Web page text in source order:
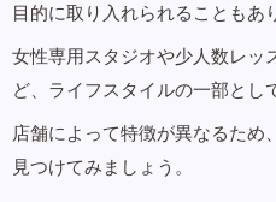
目的に取り入れられることもあ
女性専用スタジオや少人数レッ
ど、ライフスタイルの一部とし
店舗によって特徴が異なるため
見つけてみましょう。